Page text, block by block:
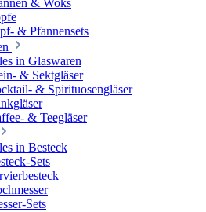
& Woks
& Pfannensets
in Glaswaren
& Sektgläser
& Spirituosengläser
& Teegläser
in Besteck
Sets
Sets